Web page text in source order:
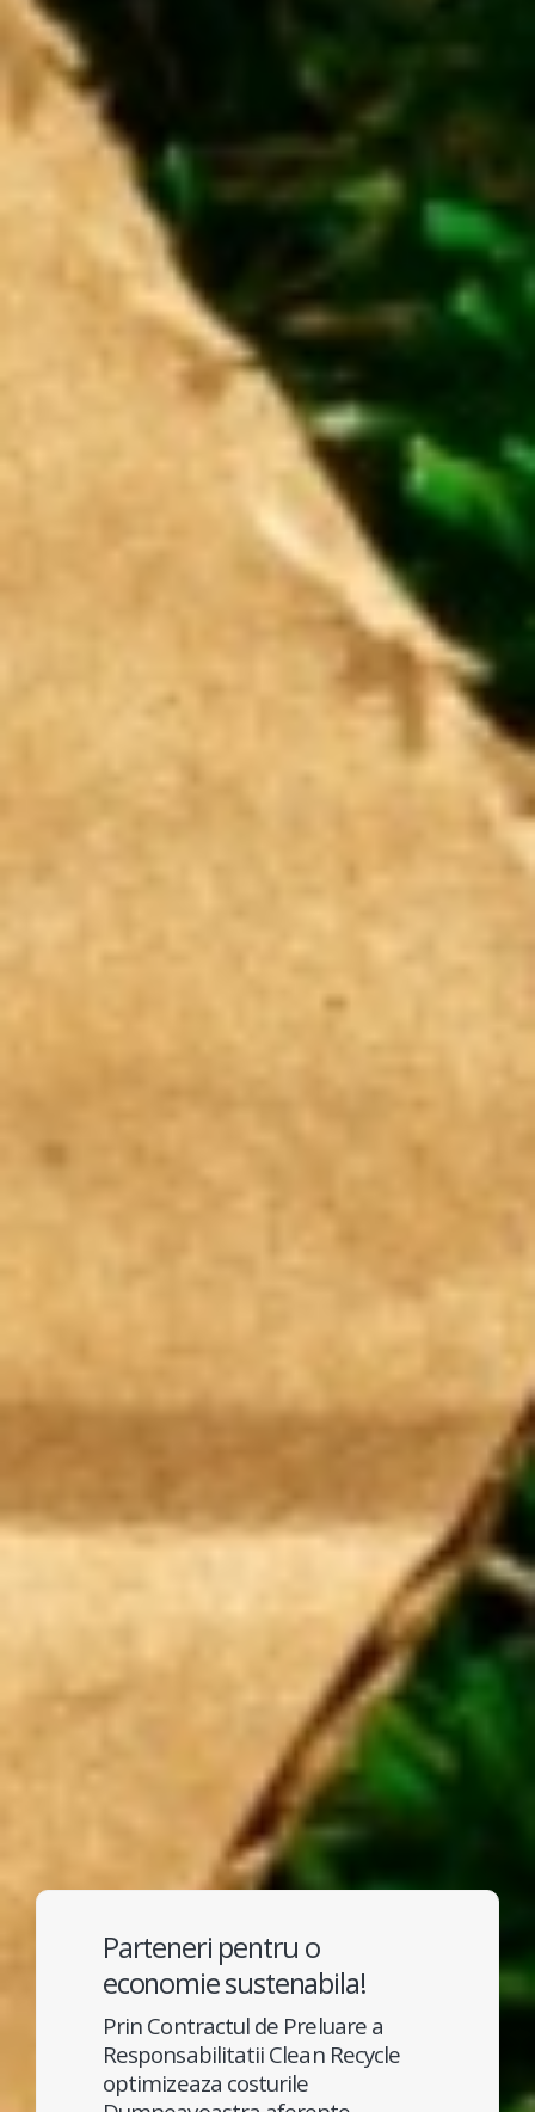
Parteneri pentru o
economie sustenabila!
Prin Contractul de Preluare a
Responsabilitatii Clean Recycle
optimizeaza costurile